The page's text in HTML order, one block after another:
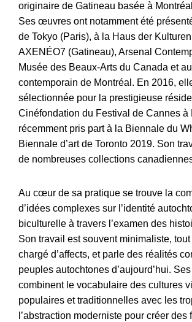
originaire de Gatineau basée à
Ses œuvres ont notamment été
de Tokyo (Paris), à la Haus der
AXENÉO7 (Gatineau), Arsenal
Musée des Beaux-Arts du Canada et
contemporain de Montréal. En 2016,
sélectionnée pour la prestigieuse
Cinéfondation du Festival de Cannes à
récemment pris part à la Biennale du
Biennale d’art de Toronto 2019. Son
de nombreuses collections
Au cœur de sa pratique se trouve la
d’idées complexes sur l’identité
biculturelle à travers l’examen des
Son travail est souvent minimaliste,
chargé d’affects, et parle des réalités
peuples autochtones d’aujourd’hui.
combinent le vocabulaire des cultures
populaires et traditionnelles avec les
l’abstraction moderniste pour créer des